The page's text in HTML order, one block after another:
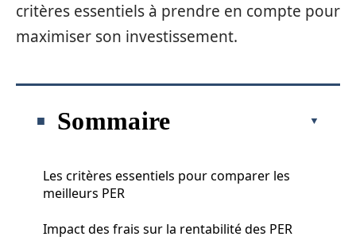
critères essentiels à prendre en compte pour
maximiser son investissement.
Sommaire
Les critères essentiels pour comparer les
meilleurs PER
Impact des frais sur la rentabilité des PER